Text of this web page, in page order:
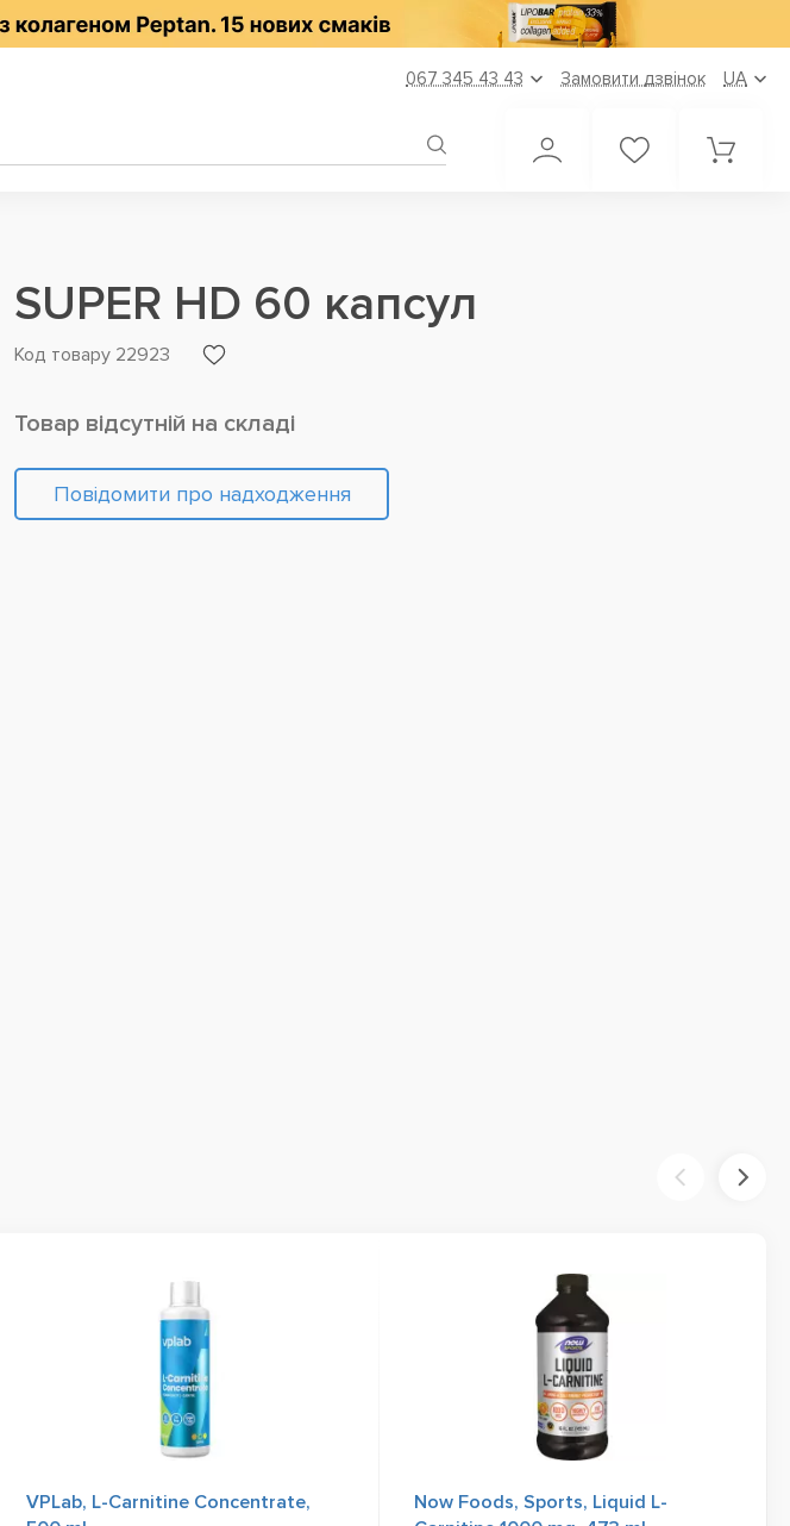
067 345 43 43 Замовити дзвінок UA
SUPER HD 60 капсул
Код товару 22923
Товар відсутній на складі
Повідомити про надходження
VPLab, L-Carnitine Concentrate,
Now Foods, Sports, Liquid L-